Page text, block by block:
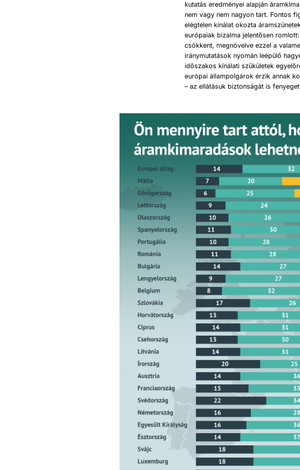
kutatás eredményei alapján
nem vagy nem nagyon tart. Fontos
elégtelen kínálat okozta
európaiak bizalma jelentősen
csökkent, megnövelve ezzel a
iránymutatások nyomán leépülő
időszakos kínálati szűkületek
európai állampolgárok érzik annak
– az ellátásuk biztonságát is